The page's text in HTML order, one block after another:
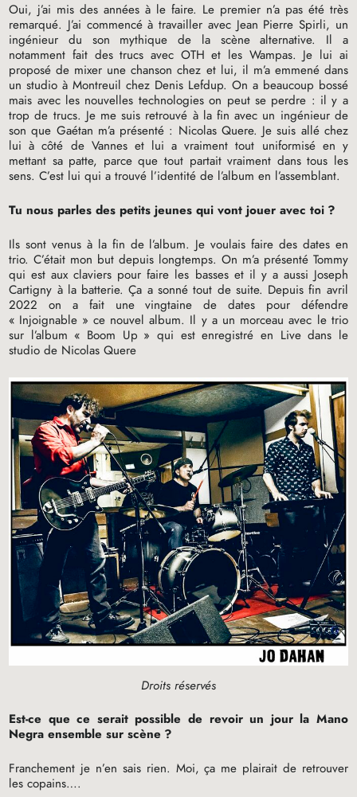
Oui, j’ai mis des années à le faire. Le premier n’a pas été très
remarqué. J’ai commencé à travailler avec Jean Pierre Spirli, un
ingénieur du son mythique de la scène alternative. Il a
notamment fait des trucs avec OTH et les Wampas. Je lui ai
proposé de mixer une chanson chez et lui, il m’a emmené dans
un studio à Montreuil chez Denis Lefdup. On a beaucoup bossé
mais avec les nouvelles technologies on peut se perdre : il y a
trop de trucs. Je me suis retrouvé à la fin avec un ingénieur de
son que Gaétan m’a présenté : Nicolas Quere. Je suis allé chez
lui à côté de Vannes et lui a vraiment tout uniformisé en y
mettant sa patte, parce que tout partait vraiment dans tous les
sens. C’est lui qui a trouvé l’identité de l’album en l’assemblant.
Tu nous parles des petits jeunes qui vont jouer avec toi ?
Ils sont venus à la fin de l’album. Je voulais faire des dates en
trio. C’était mon but depuis longtemps. On m’a présenté Tommy
qui est aux claviers pour faire les basses et il y a aussi Joseph
Cartigny à la batterie. Ça a sonné tout de suite. Depuis fin avril
2022 on a fait une vingtaine de dates pour défendre
« Injoignable » ce nouvel album. Il y a un morceau avec le trio
sur l’album « Boom Up » qui est enregistré en Live dans le
studio de Nicolas Quere
Droits réservés
Est-ce que ce serait possible de revoir un jour la Mano
Negra ensemble sur scène ?
Franchement je n’en sais rien. Moi, ça me plairait de retrouver
les copains….